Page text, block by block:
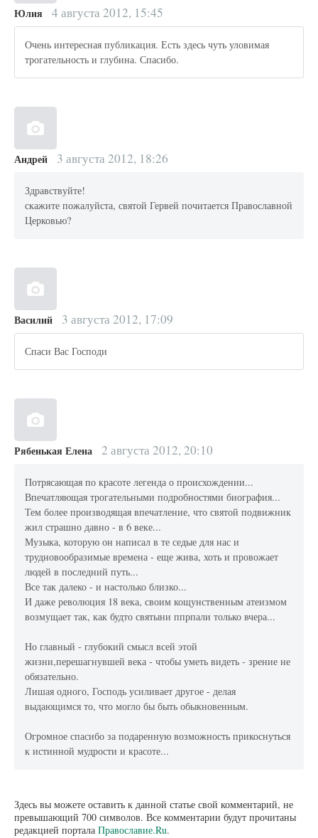
Юлия 4 августа 2012, 15:45
Очень интересная публикация. Есть здесь чуть уловимая
трогательность и глубина. Спасибо.
Андрей 3 августа 2012, 18:26
Здравствуйте!
скажите пожалуйста, святой Гервей почитается Православной
Церковью?
Василий 3 августа 2012, 17:09
Спаси Вас Господи
Рябенькая Елена 2 августа 2012, 20:10
Потрясающая по красоте легенда о происхождении...
Впечатляющая трогательными подробностями биография...
Тем более производящая впечатление, что святой подвижник
жил страшно давно - в 6 веке...
Музыка, которую он написал в те седые для нас и
трудновообразимые времена - еще жива, хоть и провожает
людей в последний путь...
Все так далеко - и настолько близко...
И даже революция 18 века, своим кощунственным атеизмом
возмущает так, как будто святыни ппрпали только вчера...
Но главный - глубокий смысл всей этой
жизни,перешагнувшей века - чтобы уметь видеть - зрение не
обязательно.
Лишая одного, Господь усиливает другое - делая
выдающимся то, что могло бы быть обыкновенным.
Огромное спасибо за подаренную возможность прикоснуться
к истинной мудрости и красоте...
Здесь вы можете оставить к данной статье свой комментарий, не
превышающий 700 символов. Все комментарии будут прочитаны
редакцией портала Православие.Ru.